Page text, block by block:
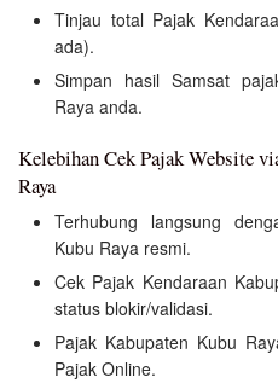
Tinjau total Pajak
ada).
Simpan hasil Samsat
Raya anda.
Kelebihan Cek Pajak Website
Raya
Terhubung langsung
Kubu Raya resmi.
Cek Pajak Kendaraan
status blokir/validasi.
Pajak Kabupaten Kubu
Pajak Online.